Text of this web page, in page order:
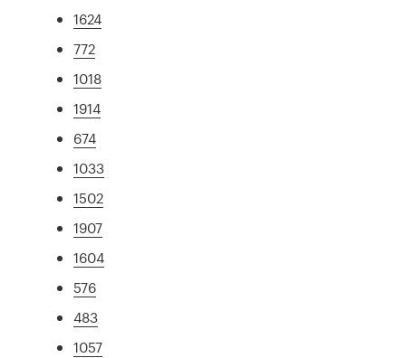
1624
772
1018
1914
674
1033
1502
1907
1604
576
483
1057